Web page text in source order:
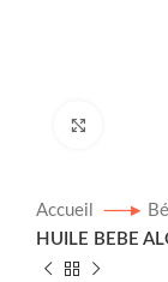
Click to
Accueil
HUILE BEBE